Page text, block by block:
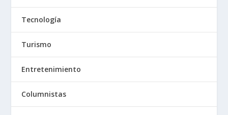
Tecnología
Turismo
Entretenimiento
Columnistas